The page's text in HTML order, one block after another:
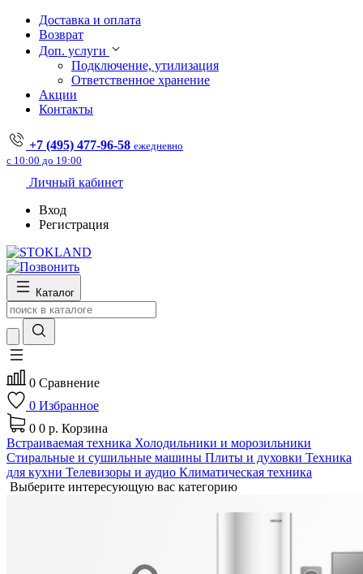
Доставка и оплата
Возврат
Доп. услуги
Подключение, утилизация
Ответственное хранение
Акции
Контакты
+7 (495) 477-96-58 ежедневно
с 10:00 до 19:00
Личный кабинет
Вход
Регистрация
Каталог
0 Сравнение
0 Избранное
0 0 р. Корзина
Встраиваемая техника Холодильники и морозильники
Стиральные и сушильные машины Плиты и духовки Техника
для кухни Телевизоры и аудио Климатическая техника
Выберите интересующую вас категорию